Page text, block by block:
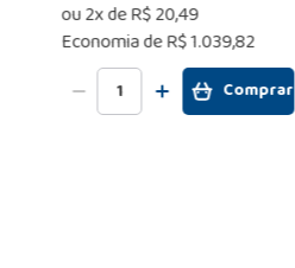
ou2x deR$20,49
Economia deR$ 1.039,82
Comprar